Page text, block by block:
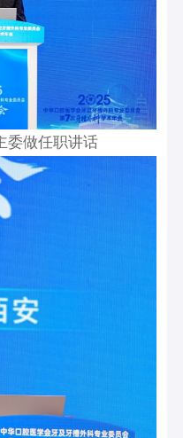
委做任职讲话